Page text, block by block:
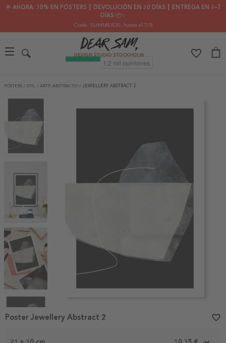
🌟 AHORA: 30% EN PÓSTERS ┃ DEVOLUCIÓN EN 30 DÍAS ┃ ENTREGA EN 2–7
DÍAS 📦✨
Code: SUMMER30, hasta el 7/8
PÓSTERS / STIL / ARTE ABSTRACTO / JEWELLERY ABSTRACT 2
1
21 x 30 cm 10,35 €
Poster Jewellery Abstract 2 favorite_border